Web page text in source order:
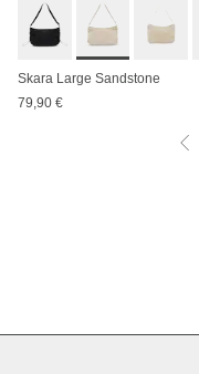
Skara Large Sandstone
79,90 €